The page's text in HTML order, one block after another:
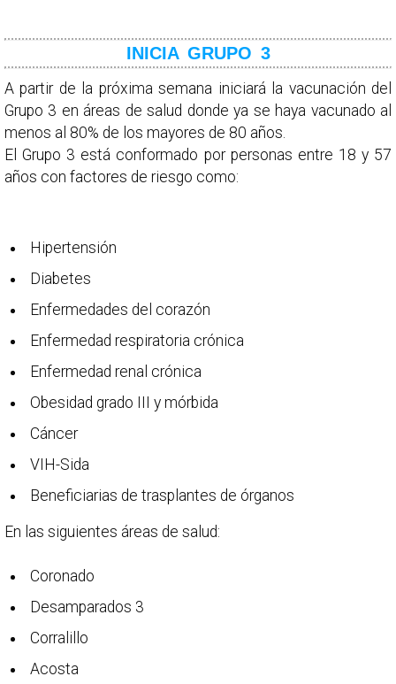
INICIA GRUPO 3
A partir de la próxima semana iniciará la vacunación del
Grupo 3 en áreas de salud donde ya se haya vacunado al
menos al 80% de los mayores de 80 años.
El Grupo 3 está conformado por personas entre 18 y 57
años con factores de riesgo como:
Hipertensión
Diabetes
Enfermedades del corazón
Enfermedad respiratoria crónica
Enfermedad renal crónica
Obesidad grado III y mórbida
Cáncer
VIH-Sida
Beneficiarias de trasplantes de órganos
En las siguientes áreas de salud:
Coronado
Desamparados 3
Corralillo
Acosta